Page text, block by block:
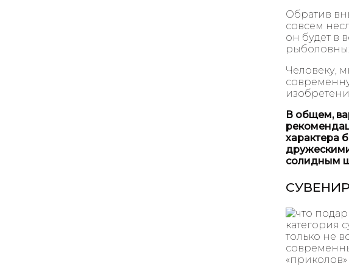
Обратив
совсем
он будет в
Человеку,
В общем,
характера
солидным
категория
только не